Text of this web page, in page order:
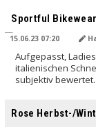
Sportful
15.06.23 07:20
Aufgepasst,
italienischen
subjektiv bewertet.
Rose Herbst-/